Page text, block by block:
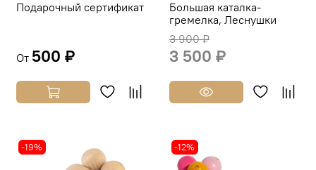
Подарочный сертификат
От 500 ₽
Большая каталка-
гремелка, Леснушки
3 900 ₽
3 500 ₽
-19% -12%